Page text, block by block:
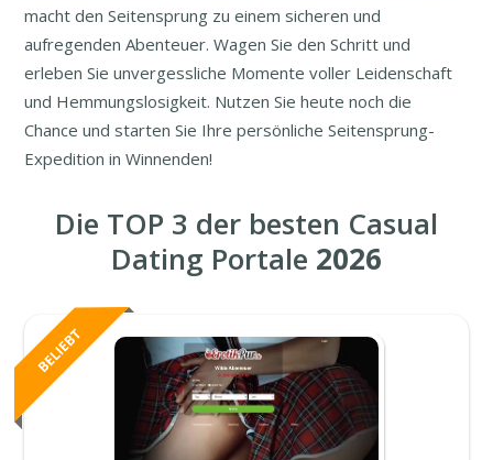
macht den Seitensprung zu einem sicheren und
aufregenden Abenteuer. Wagen Sie den Schritt und
erleben Sie unvergessliche Momente voller Leidenschaft
und Hemmungslosigkeit. Nutzen Sie heute noch die
Chance und starten Sie Ihre persönliche Seitensprung-
Expedition in Winnenden!
Die TOP 3 der besten Casual
Dating Portale 2026